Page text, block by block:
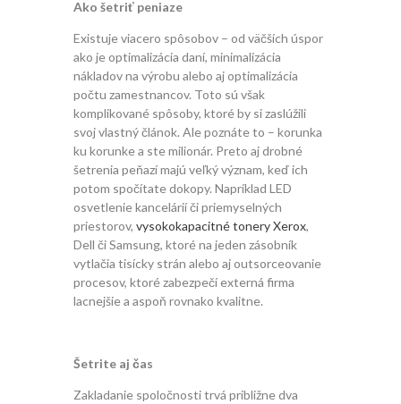
Ako šetriť peniaze
Existuje viacero spôsobov – od väčších úspor
ako je optimalizácia daní, minimalizácia
nákladov na výrobu alebo aj optimalizácia
počtu zamestnancov. Toto sú však
komplikované spôsoby, ktoré by si zaslúžili
svoj vlastný článok. Ale poznáte to – korunka
ku korunke a ste milionár. Preto aj drobné
šetrenia peňazí majú veľký význam, keď ich
potom spočítate dokopy. Napríklad LED
osvetlenie kancelárií či priemyselných
priestorov, vysokokapacitné tonery Xerox,
Dell či Samsung, ktoré na jeden zásobník
vytlačia tisícky strán alebo aj outsorceovanie
procesov, ktoré zabezpečí externá firma
lacnejšie a aspoň rovnako kvalitne.
Šetrite aj čas
Zakladanie spoločnosti trvá približne dva